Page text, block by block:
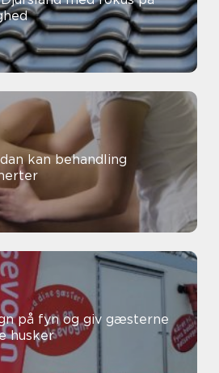
kan behandling
på fyn og giv gæsterne
husker